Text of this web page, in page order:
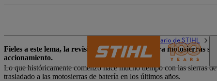
Diario de STIHL
Fieles a este lema, la revisión de aplicaciones para motosierras
accionamiento.
Lo que históricamente comenzó hace mucho tiempo con las sierras
trasladado a las motosierras de batería en los últimos años.